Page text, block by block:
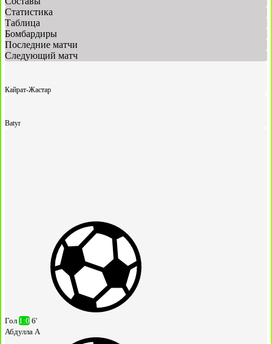
Статистика
Таблица
Бомбардиры
Последние матчи
Следующий матч
Кайрат-Жастар
Batyr
Гол 1:0 6'
Абдулла А